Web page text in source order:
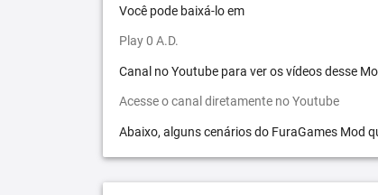
Você pode baixá-lo em
Play 0 A.D.
Canal no Youtube para ver os vídeos desse
Acesse o canal diretamente no Youtube
Abaixo, alguns cenários do FuraGames Mod